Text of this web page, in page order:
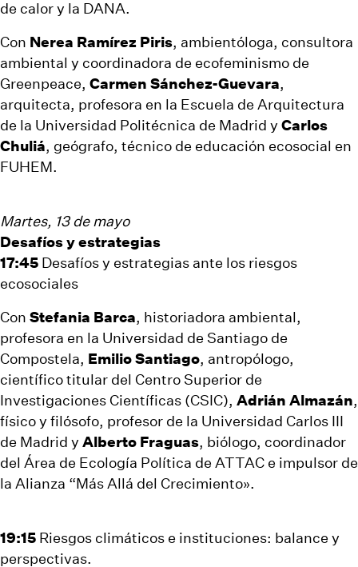
de calor y la DANA.
Con Nerea Ramírez Piris, ambientóloga, consultora
ambiental y coordinadora de ecofeminismo de
Greenpeace, Carmen Sánchez-Guevara,
arquitecta, profesora en la Escuela de Arquitectura
de la Universidad Politécnica de Madrid y Carlos
Chuliá, geógrafo, técnico de educación ecosocial en
FUHEM.
Martes, 13 de mayo
Desafíos y estrategias
17:45 Desafíos y estrategias ante los riesgos
ecosociales
Con Stefania Barca, historiadora ambiental,
profesora en la Universidad de Santiago de
Compostela, Emilio Santiago, antropólogo,
científico titular del Centro Superior de
Investigaciones Científicas (CSIC), Adrián Almazán,
físico y filósofo, profesor de la Universidad Carlos III
de Madrid y Alberto Fraguas, biólogo, coordinador
del Área de Ecología Política de ATTAC e impulsor de
la Alianza “Más Allá del Crecimiento».
19:15 Riesgos climáticos e instituciones: balance y
perspectivas.